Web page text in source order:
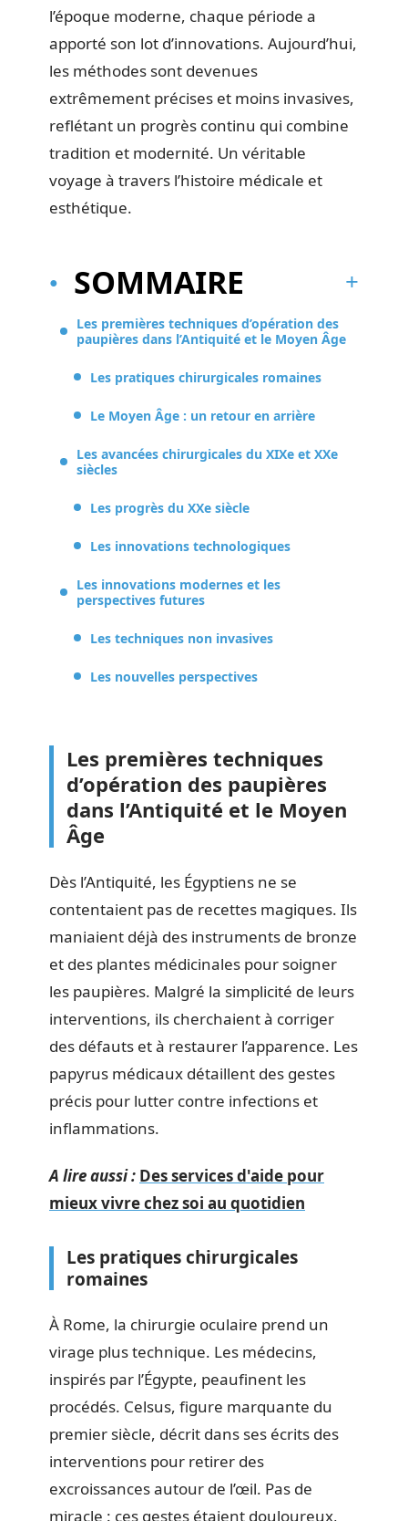
l’époque moderne, chaque période a
apporté son lot d’innovations. Aujourd’hui,
les méthodes sont devenues
extrêmement précises et moins invasives,
reflétant un progrès continu qui combine
tradition et modernité. Un véritable
voyage à travers l’histoire médicale et
esthétique.
SOMMAIRE
Les premières techniques d’opération des
paupières dans l’Antiquité et le Moyen Âge
Les pratiques chirurgicales romaines
Le Moyen Âge : un retour en arrière
Les avancées chirurgicales du XIXe et XXe
siècles
Les progrès du XXe siècle
Les innovations technologiques
Les innovations modernes et les
perspectives futures
Les techniques non invasives
Les nouvelles perspectives
Les premières techniques
d’opération des paupières
dans l’Antiquité et le Moyen
Âge
Dès l’Antiquité, les Égyptiens ne se
contentaient pas de recettes magiques. Ils
maniaient déjà des instruments de bronze
et des plantes médicinales pour soigner
les paupières. Malgré la simplicité de leurs
interventions, ils cherchaient à corriger
des défauts et à restaurer l’apparence. Les
papyrus médicaux détaillent des gestes
précis pour lutter contre infections et
inflammations.
A lire aussi : Des services d'aide pour
mieux vivre chez soi au quotidien
Les pratiques chirurgicales
romaines
À Rome, la chirurgie oculaire prend un
virage plus technique. Les médecins,
inspirés par l’Égypte, peaufinent les
procédés. Celsus, figure marquante du
premier siècle, décrit dans ses écrits des
interventions pour retirer des
excroissances autour de l’œil. Pas de
miracle : ces gestes étaient douloureux,